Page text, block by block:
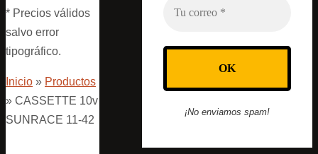
* Precios válidos
salvo error
tipográfico.
Inicio » Productos
» CASSETTE 10v
SUNRACE 11-42
¡No enviamos spam!